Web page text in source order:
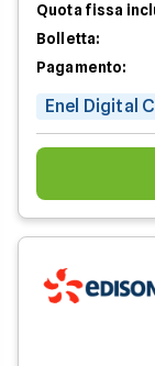
Quota fissa
Bolletta:
Pagamento:
Enel Digital